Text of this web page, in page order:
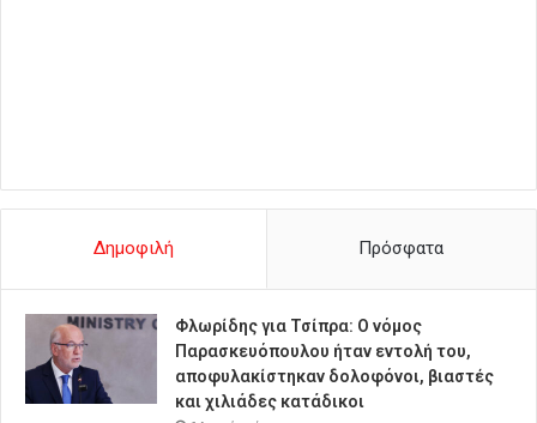
Δημοφιλή Πρόσφατα
Φλωρίδης για Τσίπρα: Ο νόμος
Παρασκευόπουλου ήταν εντολή του,
αποφυλακίστηκαν δολοφόνοι, βιαστές
και χιλιάδες κατάδικοι